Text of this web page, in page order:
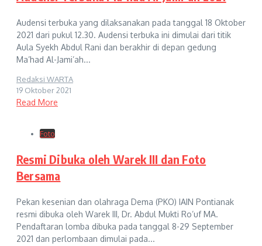
Audensi terbuka yang dilaksanakan pada tanggal 18 Oktober
2021 dari pukul 12.30. Audensi terbuka ini dimulai dari titik
Aula Syekh Abdul Rani dan berakhir di depan gedung
Ma’had Al-Jami’ah...
Redaksi WARTA
19 Oktober 2021
Read More
Foto
Resmi Dibuka oleh Warek III dan Foto
Bersama
Pekan kesenian dan olahraga Dema (PKO) IAIN Pontianak
resmi dibuka oleh Warek III, Dr. Abdul Mukti Ro’uf MA.
Pendaftaran lomba dibuka pada tanggal 8-29 September
2021 dan perlombaan dimulai pada...